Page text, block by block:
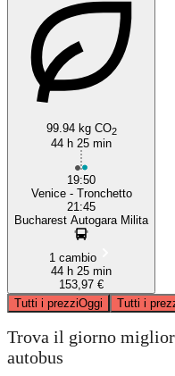
99.94 kg CO2
44 h 25 min
19:50
Venice - Tronchetto
21:45
Bucharest Autogara Milita
1 cambio
44 h 25 min
153,97 €
Tutti i prezziOggi Tutti i
Trova il giorno
autobus